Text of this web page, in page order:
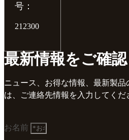
号：
212300
最新情報をご確
ニュース、お得な情報、最新製
は、ご連絡先情報を入力してくだ
お名前